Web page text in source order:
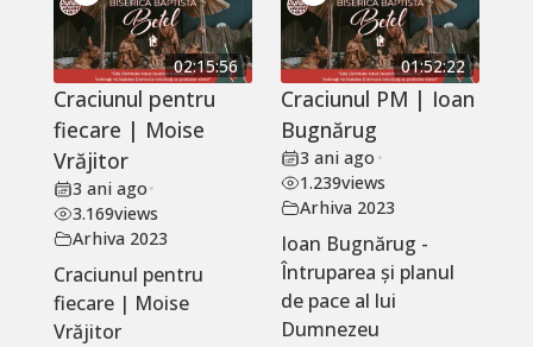
02:15:56
Craciunul pentru
fiecare | Moise
Vrăjitor
3 ani ago•
3.169views
Arhiva 2023
Craciunul pentru
fiecare | Moise
Vrăjitor
01:52:22
Craciunul PM | Ioan
Bugnărug
3 ani ago •
1.239views
Arhiva 2023
Ioan Bugnărug -
Întruparea și planul
de pace al lui
Dumnezeu